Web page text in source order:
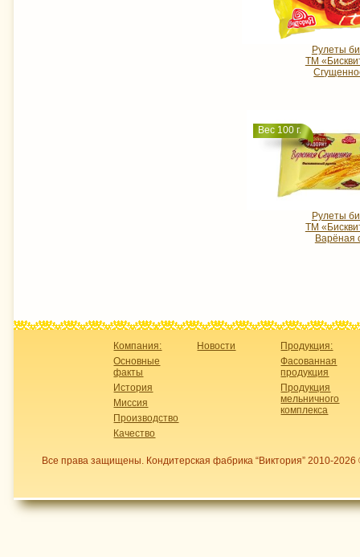
Рулеты
ТМ
Вес 100 г.
Рулеты
ТМ
Варёная
Компания:
Основные
факты
История
Миссия
Производство
Качество
Новости
Продукция:
Фасованная
продукция
Продукция
мельничного
комплекса
Все права защищены. Кондитерская фабрика “Виктория” 2010-2026